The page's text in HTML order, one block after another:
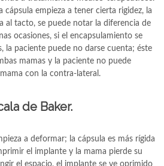
cápsula empieza a tener cierta rigidez, la
al tacto, se puede notar la diferencia de
ocasiones, si el encapsulamiento se
la paciente puede no darse cuenta; éste
mamas y la paciente no puede
con la contra-lateral.
de Baker.
a deformar; la cápsula es más rígida
el implante y la mama pierde su
el espacio, el implante se ve oprimido